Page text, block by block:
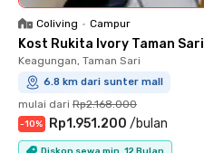
Coliving • Campur
Kost Rukita Ivory Taman Sari
Keagungan, Taman Sari
6.8 km dari sunter mall
mulai dari Rp2.168.000
-10% Rp1.951.200 /bulan
Diskon sewa min. 12 Bulan